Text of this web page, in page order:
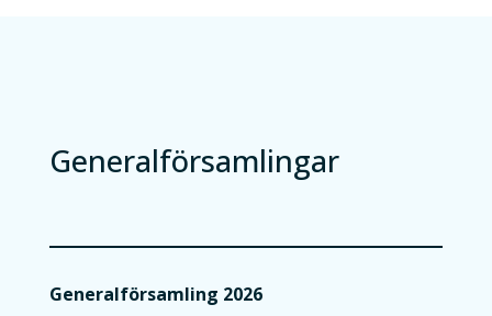
Generalförsamlingar
Generalförsamling 2026